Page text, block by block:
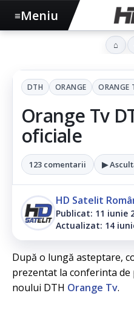
DTH ORANGE ORANGE
Orange Tv
oficiale
123 comentarii ▶
HD Satelit
Publicat: 11 iunie
Actualizat: 14
După o lungă asteptare,
prezentat la conferinta
noului DTH Orange Tv.
≡Meniu
⌂